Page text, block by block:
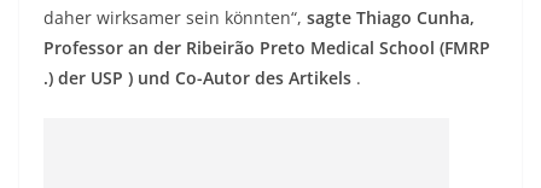
daher wirksamer sein könnten“, sagte Thiago Cunha,
Professor an der Ribeirão Preto Medical School (FMRP
.) der USP ) und Co-Autor des Artikels .